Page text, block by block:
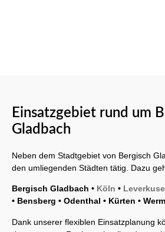
Einsatzgebiet rund um
Gladbach
Neben dem Stadtgebiet von Bergisch
den umliegenden Städten tätig. Dazu
Bergisch Gladbach • Köln •
• Bensberg • Odenthal • Kürten •
Dank unserer flexiblen Einsatzplanung